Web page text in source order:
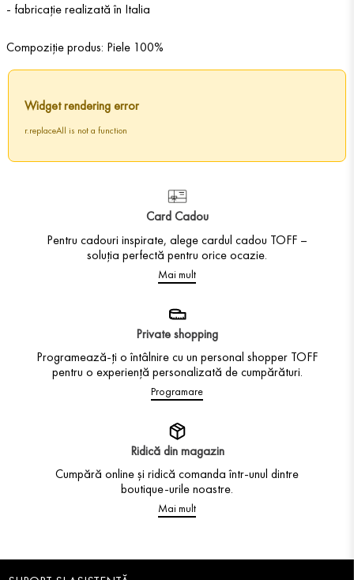
- fabricație realizată în Italia
Compoziție produs: Piele 100%
Widget rendering error
r.replaceAll is not a function
Card Cadou
Pentru cadouri inspirate, alege cardul cadou TOFF –
soluția perfectă pentru orice ocazie.
Mai mult
Private shopping
Programează-ți o întâlnire cu un personal shopper TOFF
pentru o experiență personalizată de cumpărături.
Programare
Ridică din magazin
Cumpără online și ridică comanda într-unul dintre
boutique-urile noastre.
Mai mult